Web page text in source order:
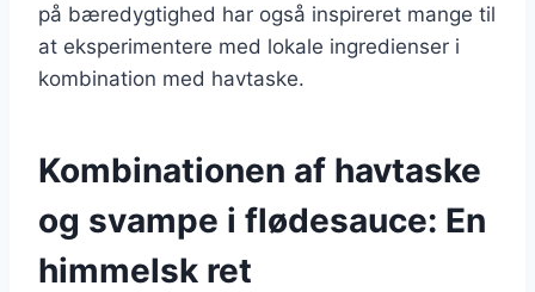
på bæredygtighed har også inspireret mange til
at eksperimentere med lokale ingredienser i
kombination med havtaske.
Kombinationen af havtaske
og svampe i flødesauce: En
himmelsk ret